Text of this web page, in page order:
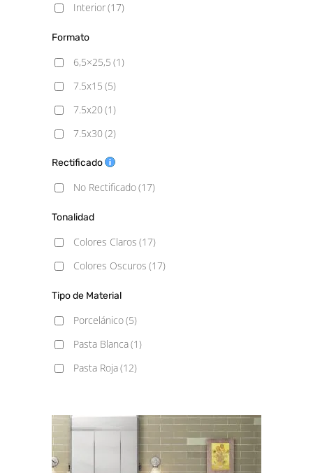
Interior(17)
Formato
6,5×25,5 (1)
7.5x15 (5)
7.5x20 (1)
7.5x30 (2)
10x10 (3)
13x13
(4)
Rectificado
No Rectificado(17)
Tonalidad
Colores Claros (17)
Colores Oscuros (17)
Tipo de Material
Porcelánico(5)
Pasta Blanca(1)
Pasta Roja(12)